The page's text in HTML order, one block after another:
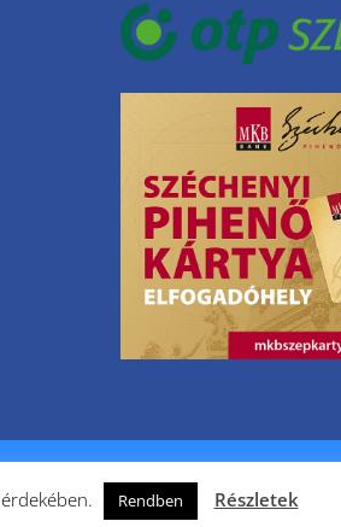
Rendben Részletek